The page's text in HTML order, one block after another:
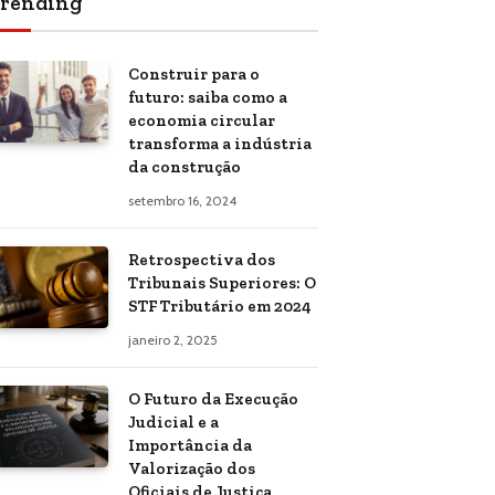
Construir para o
futuro: saiba como a
economia circular
transforma a indústria
da construção
setembro 16, 2024
Retrospectiva dos
Tribunais Superiores: O
STF Tributário em 2024
janeiro 2, 2025
O Futuro da Execução
Judicial e a
Importância da
Valorização dos